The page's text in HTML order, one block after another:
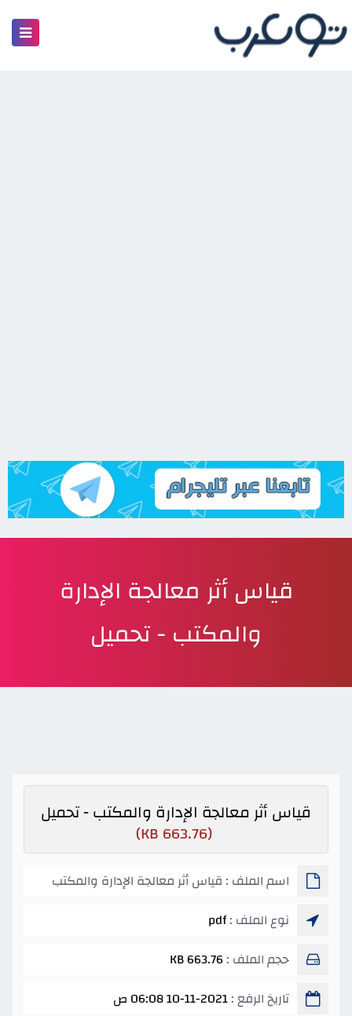
قياس أثر معالجة الإدارة
والمكتب - تحميل
قياس أثر معالجة الإدارة والمكتب - تحميل
(663.76 KB)
اسم الملف : قياس أثر معالجة الإدارة والمكتب
نوع الملف :pdf
حجم الملف : 663.76 KB
تاريخ الرفع :10-11-2021 06:08 ص